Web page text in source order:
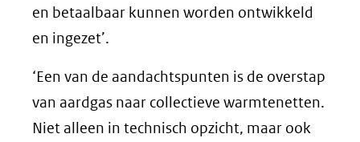
en betaalbaar kunnen worden ontwikkeld
en ingezet’.
‘Een van de aandachtspunten is de overstap
van aardgas naar collectieve warmtenetten.
Niet alleen in technisch opzicht, maar ook